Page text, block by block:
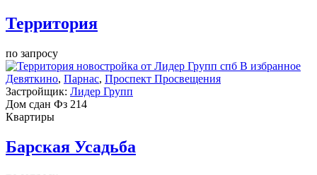
Территория
по запросу
Девяткино, Парнас, Проспект Просвещения
Застройщик: Лидер Групп
Дом сдан Фз 214
В избранное
Квартиры
Барская Усадьба